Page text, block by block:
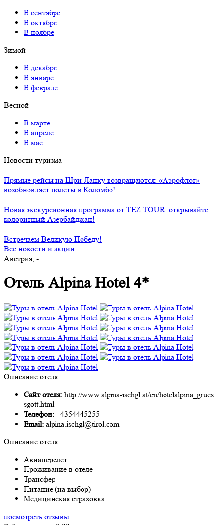
В сентябре
В октябре
В ноябре
Зимой
В декабре
В январе
В феврале
Весной
В марте
В апреле
В мае
Новости туризма
Прямые рейсы на Шри-Ланку возвращаются: «Аэрофлот»
возобновляет полеты в Коломбо!
Новая экскурсионная программа от TEZ TOUR: открывайте
колоритный Азербайджан!
Встречаем Великую Победу!
Все новости и акции
Австрия, -
Отель Alpina Hotel 4*
Описание отеля
Сайт отеля: http://www.alpina-ischgl.at/en/hotelalpina_grues
sgott.html
Телефон: +4354445255
Email: alpina.ischgl@tirol.com
Описание отеля
Авиаперелет
Проживание в отеле
Трансфер
Питание (на выбор)
Медицинская страховка
посмотреть отзывы